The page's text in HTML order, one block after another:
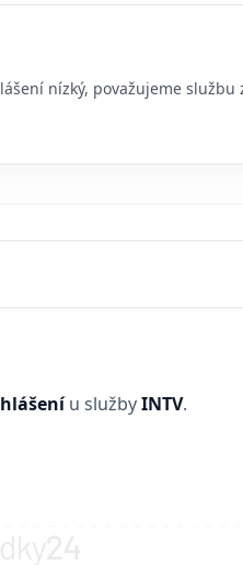
nízký, považujeme službu
u službyINTV.